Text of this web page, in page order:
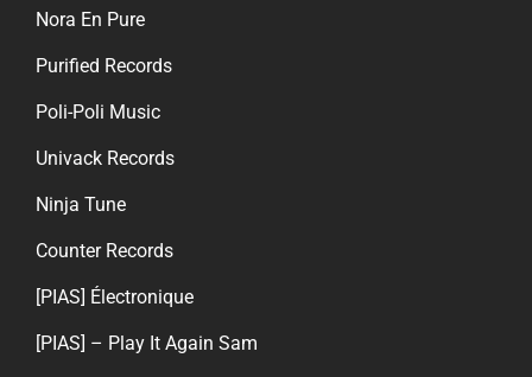
Nora En Pure
Purified Records
Poli-Poli Music
Univack Records
Ninja Tune
Counter Records
[PIAS] Électronique
[PIAS] – Play It Again Sam